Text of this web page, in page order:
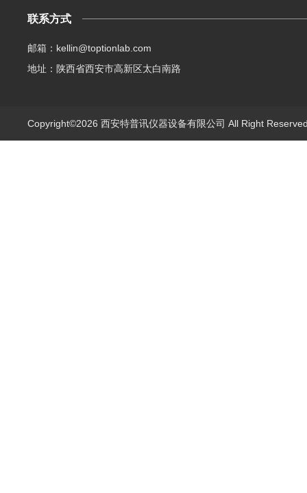
联系方式
邮箱：kellin@toptionlab.com
地址：陕西省西安市高新区太白南路
Copyright©2026 西安特普讯仪器设备有限公司 All Right